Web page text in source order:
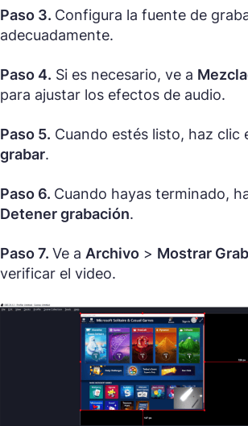
Paso 3. Configura la fuente de
adecuadamente.
Paso 4. Si es necesario, ve a
para ajustar los efectos de audio.
Paso 5. Cuando estés listo, haz clic
grabar.
Paso 6. Cuando hayas terminado,
Detener grabación.
Paso 7. Ve a Archivo > Mostrar
verificar el video.